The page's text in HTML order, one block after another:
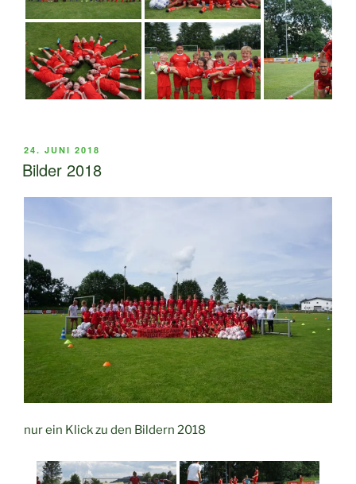
VERÖFFENTLICHT
AM
24. JUNI 2018
Bilder 2018
nur ein Klick zu den Bildern 2018